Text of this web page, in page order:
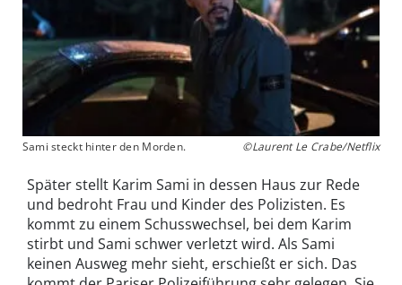
Sami steckt hinter den Morden. ©Laurent Le Crabe/Netflix
Später stellt Karim Sami in dessen Haus zur Rede
und bedroht Frau und Kinder des Polizisten. Es
kommt zu einem Schusswechsel, bei dem Karim
stirbt und Sami schwer verletzt wird. Als Sami
keinen Ausweg mehr sieht, erschießt er sich. Das